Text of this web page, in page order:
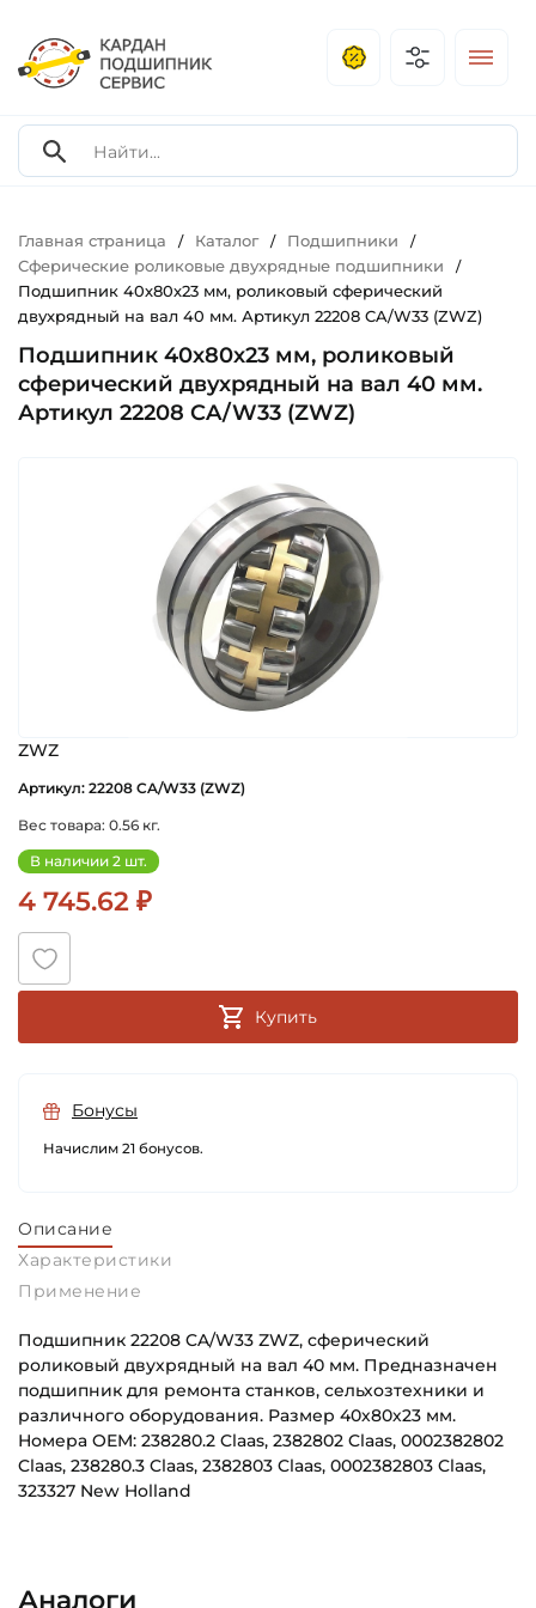
Главная страница / Каталог / Подшипники /
Сферические роликовые двухрядные подшипники /
Подшипник 40х80х23 мм, роликовый сферический
двухрядный на вал 40 мм. Артикул 22208 CA/W33 (ZWZ)
Подшипник 40х80х23 мм, роликовый
сферический двухрядный на вал 40 мм.
Артикул 22208 CA/W33 (ZWZ)
ZWZ
Артикул: 22208 CA/W33 (ZWZ)
Вес товара: 0.56 кг.
В наличии 2 шт.
4 745.62 ₽
Купить
Бонусы
Начислим 21 бонусов.
Описание
Характеристики
Применение
Подшипник 22208 CA/W33 ZWZ, сферический
роликовый двухрядный на вал 40 мм. Предназначен
подшипник для ремонта станков, сельхозтехники и
различного оборудования. Размер 40х80х23 мм.
Номера OEM: 238280.2 Claas, 2382802 Claas, 0002382802
Claas, 238280.3 Claas, 2382803 Claas, 0002382803 Claas,
323327 New Holland
Аналоги